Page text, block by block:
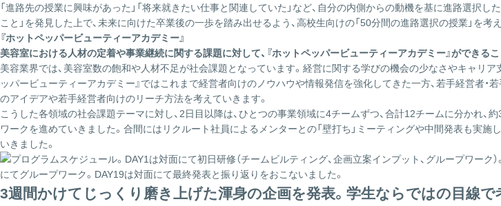
「進路先の授業に興味があった」「将来就きたい仕事と関連していた」など、自分の内側からの動機を基に進路選択
こと」を発見した上で、未来に向けた卒業後の一歩を踏み出せるよう、高校生向けの「50分間の進路選択の授業」を考え
『ホットペッパービューティーアカデミー』
美容室における人材の定着や事業継続に関する課題に対して、『ホットペッパービューティーアカデミー』ができるこ
美容業界では、美容室数の飽和や人材不足が社会課題となっています。経営に関する学びの機会の少なさやキャリ
ッパービューティーアカデミー』ではこれまで経営者向けのノウハウや情報発信を強化してきた一方、若手経営者
のアイデアや若手経営者向けのリーチ方法を考えていきます。
こうした各領域の社会課題テーマに対し、2日目以降は、ひとつの事業領域に4チームずつ、合計12チームに分かれ
ワークを進めていきました。合間にはリクルート社員によるメンターとの「壁打ち」ミーティングや中間発表も実
いきました。
3週間かけてじっくり磨き上げた渾身の企画を発表。学生ならではの目線で